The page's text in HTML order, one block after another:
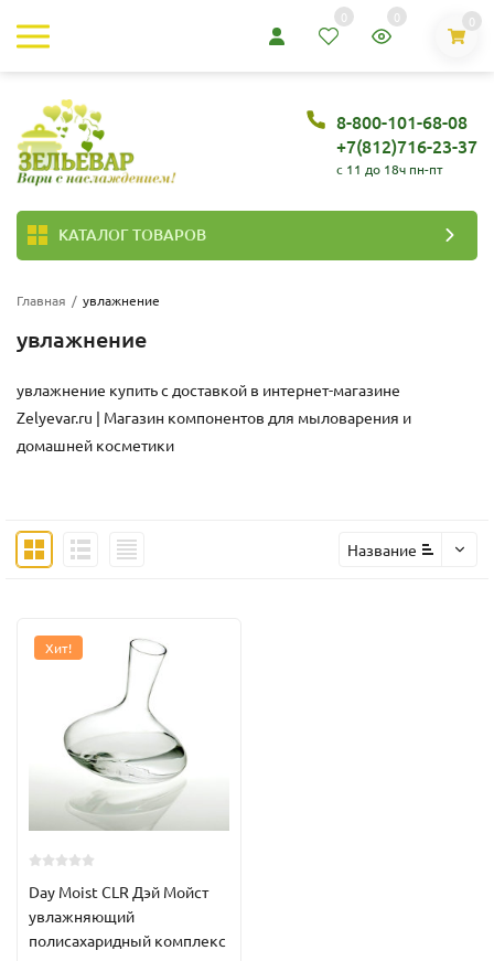
0 0 0
8-800-101-68-08
+7(812)716-23-37
c 11 до 18ч пн-пт
КАТАЛОГ ТОВАРОВ
Главная / увлажнение
увлажнение
увлажнение купить с доставкой в интернет-магазине
Zelyevar.ru | Магазин компонентов для мыловарения и
домашней косметики
Название
Хит!
Day Moist CLR Дэй Мойст
увлажняющий
полисахаридный комплекс